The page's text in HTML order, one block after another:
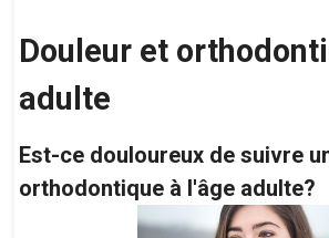
Douleur et
adulte
Est-ce douloureux de suivre
orthodontique à l'âge adulte?